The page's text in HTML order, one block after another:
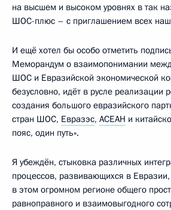
на высшем и высоком уровнях в так
ШОС-плюс – с приглашением всех
И ещё хотел бы особо отметить
Меморандум о взаимопонимании
ШОС и Евразийской экономической
безусловно, идёт в русле реализации
создания большого евразийского
стран ШОС, Евразэс, АСЕАН и
пояс, один путь».
Я убеждён, стыковка различных
процессов, развивающихся в
в этом огромном регионе общего
равноправного и взаимовыгодного